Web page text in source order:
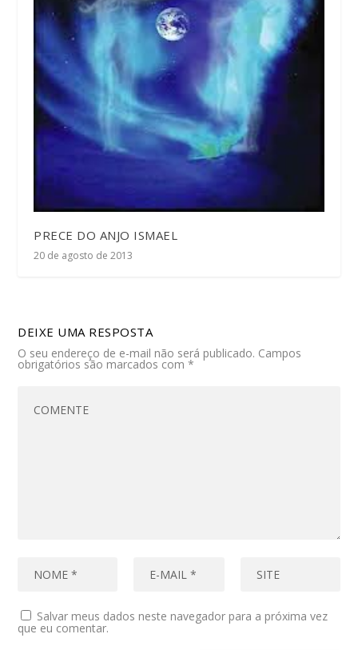
PRECE DO ANJO ISMAEL
20 de agosto de 2013
DEIXE UMA RESPOSTA
O seu endereço de e-mail não será publicado. Campos
obrigatórios são marcados com*
Salvar meus dados neste navegador para a próxima vez
que eu comentar.